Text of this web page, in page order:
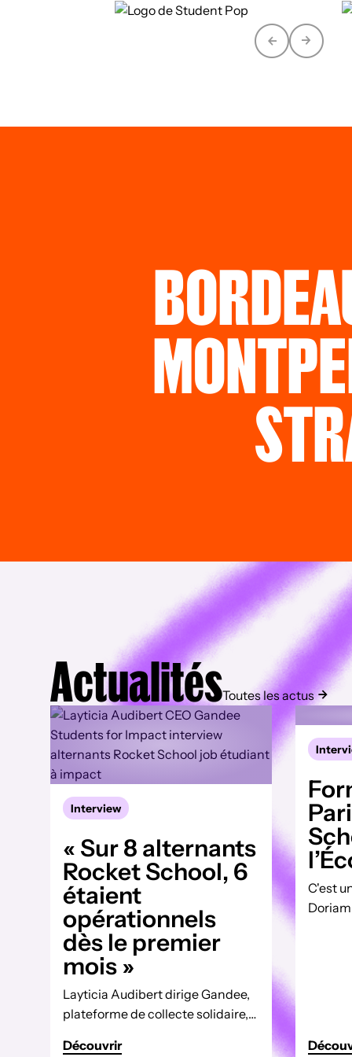
ActualitésToutes les actus
Interview
« Sur 8 alternants
Rocket School, 6
étaient
opérationnels
dès le premier
mois »
Layticia Audibert dirige Gandee,
plateforme de collecte solidaire,
programme qui transforme le job
Découvrir
C'est